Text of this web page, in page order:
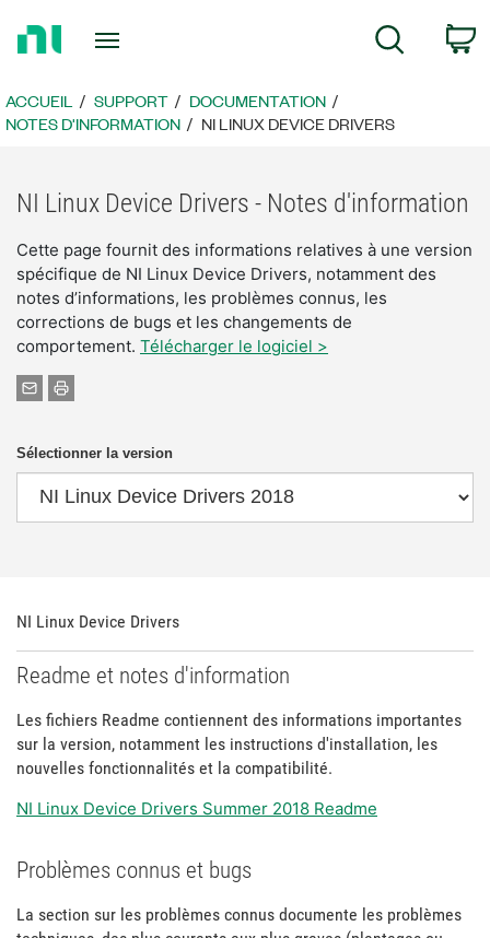
page
d’accueil
ACCUEIL SUPPORT
DOCUMENTATION
NOTES D'INFORMATION
NI LINUX DEVICE DRIVERS
NI Linux Device Drivers - Notes d'information
Cette page fournit des informations relatives à une version
spécifique de NI Linux Device Drivers, notamment des
notes d’informations, les problèmes connus, les
corrections de bugs et les changements de
comportement. Télécharger le logiciel >
Sélectionner la version
NI Linux Device Drivers
Readme et notes d'information
Les fichiers Readme contiennent des informations importantes
sur la version, notamment les instructions d'installation, les
nouvelles fonctionnalités et la compatibilité.
NI Linux Device Drivers Summer 2018 Readme
Problèmes connus et bugs
La section sur les problèmes connus documente les problèmes